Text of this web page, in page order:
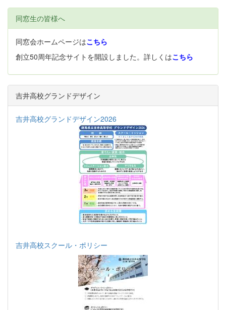
同窓生の皆様へ
同窓会ホームページはこちら
創立50周年記念サイトを開設しました。詳しくはこちら
吉井高校グランドデザイン
吉井高校グランドデザイン2026
吉井高校スクール・ポリシー